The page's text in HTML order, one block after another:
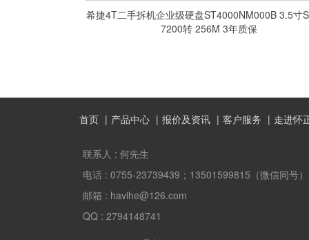
希捷4T二手拆机企业级硬盘ST4000NM000B 3.5寸
7200转 256M 3年质保
首页 产品中心 报价及资讯 客户服务 走进怀
联系人 : 何先生
电话 : 0755-23739439；13501599815（微信同号）
邮箱 : havihe@126.com
QQ : 2794148741